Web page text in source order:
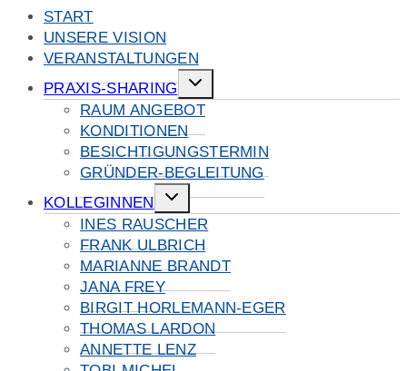
START
UNSERE VISION
VERANSTALTUNGEN
PRAXIS-SHARING
Untermenü
umschalten
RAUM ANGEBOT
KONDITIONEN
BESICHTIGUNGSTERMIN
GRÜNDER-BEGLEITUNG
KOLLEGINNEN
Untermenü
umschalten
INES RAUSCHER
FRANK ULBRICH
MARIANNE BRANDT
JANA FREY
BIRGIT HORLEMANN-EGER
THOMAS LARDON
ANNETTE LENZ